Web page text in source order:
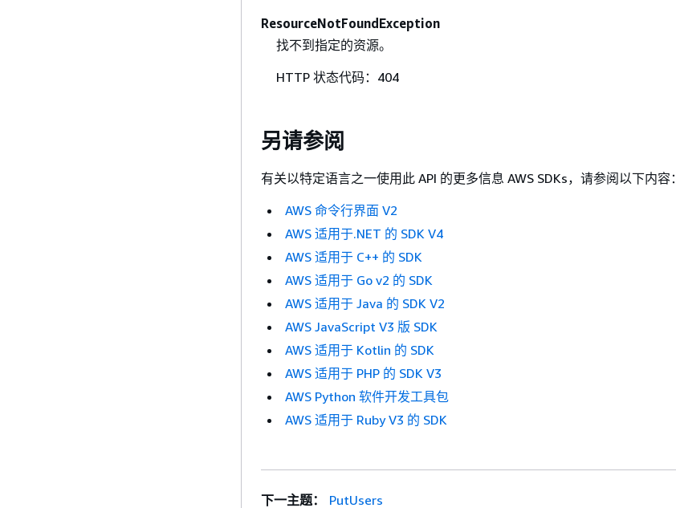
ResourceNotFoundException
找不到指定的资源。
HTTP 状态代码：404
另请参阅
有关以特定语言之一使用此 API 的更多信息 AWS SDKs，请参阅以下内容：
AWS 命令行界面 V2
AWS 适用于.NET 的 SDK V4
AWS 适用于 C++ 的 SDK
AWS 适用于 Go v2 的 SDK
AWS 适用于 Java 的 SDK V2
AWS JavaScript V3 版 SDK
AWS 适用于 Kotlin 的 SDK
AWS 适用于 PHP 的 SDK V3
AWS Python 软件开发工具包
AWS 适用于 Ruby V3 的 SDK
下一主题：
PutUsers